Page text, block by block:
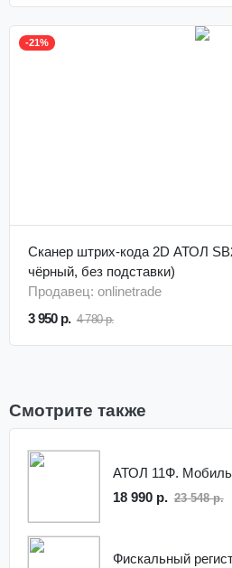
-21%
Сканер штрих-кода 2D АТОЛ
чёрный, без подставки)
Продавец: onlinetrade
3 950 р. 4 780 р.
Смотрите также
АТОЛ 11Ф.
18 990 р. 23 548 р.
Фискальный